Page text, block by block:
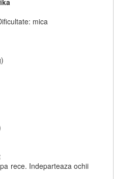
mica
rece. Indeparteaza ochii